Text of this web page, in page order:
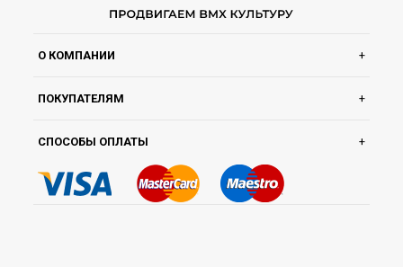
О КОМПАНИИ
ПОКУПАТЕЛЯМ
СПОСОБЫ ОПЛАТЫ